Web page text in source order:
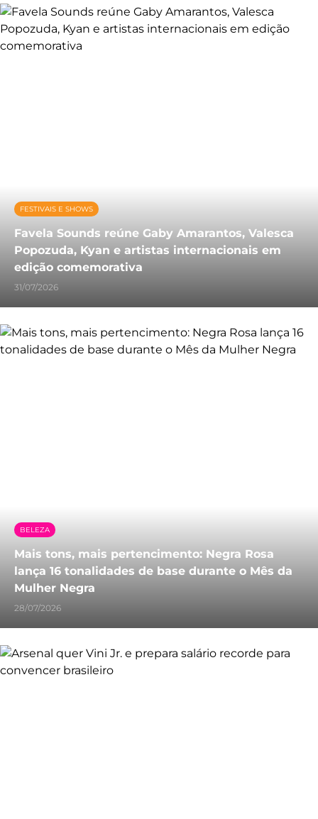
FESTIVAIS E SHOWS
Favela Sounds reúne Gaby Amarantos, Valesca
Popozuda, Kyan e artistas internacionais em
edição comemorativa
31/07/2026
BELEZA
Mais tons, mais pertencimento: Negra Rosa
lança 16 tonalidades de base durante o Mês da
Mulher Negra
28/07/2026